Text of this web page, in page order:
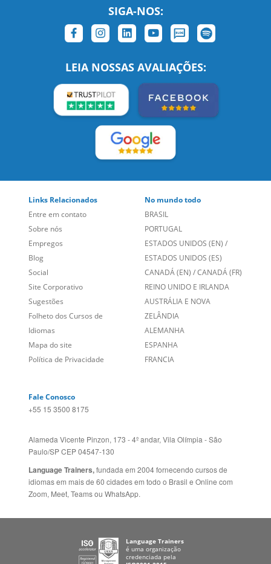
SIGA-NOS:
LEIA NOSSAS AVALIAÇÕES:
Links Relacionados
Entre em contato
Sobre nós
Empregos
Blog
Social
Site Corporativo
Sugestões
Folheto dos Cursos de
Idiomas
Mapa do site
No mundo todo
BRASIL
PORTUGAL
ESTADOS UNIDOS (EN)
ESTADOS UNIDOS (ES)
CANADÁ (EN) / CANADÁ (FR)
REINO UNIDO E IRLANDA
AUSTRÁLIA E NOVA
ZELÂNDIA
ALEMANHA
ESPANHA
Fale Conosco
Alameda Vicente Pinzon, 173 - 4º andar, Vila Olímpia - São
Paulo/SP CEP 04547-130
Language Trainers, fundada em 2004 fornecendo cursos de
idiomas em mais de 60 cidades em todo o Brasil e Online com